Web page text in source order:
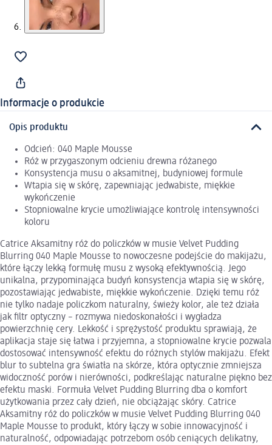
Informacje o produkcie
Opis produktu
Odcień: 040 Maple Mousse
Róż w przygaszonym odcieniu drewna różanego
Konsystencja musu o aksamitnej, budyniowej formule
Wtapia się w skórę, zapewniając jedwabiste, miękkie
wykończenie
Stopniowalne krycie umożliwiające kontrolę intensywności
koloru
Catrice Aksamitny róż do policzków w musie Velvet Pudding
Blurring 040 Maple Mousse to nowoczesne podejście do makijażu,
które łączy lekką formułę musu z wysoką efektywnością. Jego
unikalna, przypominająca budyń konsystencja wtapia się w skórę,
pozostawiając jedwabiste, miękkie wykończenie. Dzięki temu róż
nie tylko nadaje policzkom naturalny, świeży kolor, ale też działa
jak filtr optyczny – rozmywa niedoskonałości i wygładza
powierzchnię cery. Lekkość i sprężystość produktu sprawiają, że
aplikacja staje się łatwa i przyjemna, a stopniowalne krycie pozwala
dostosować intensywność efektu do różnych stylów makijażu. Efekt
blur to subtelna gra światła na skórze, która optycznie zmniejsza
widoczność porów i nierówności, podkreślając naturalne piękno bez
efektu maski. Formuła Velvet Pudding Blurring dba o komfort
użytkowania przez cały dzień, nie obciążając skóry. Catrice
Aksamitny róż do policzków w musie Velvet Pudding Blurring 040
Maple Mousse to produkt, który łączy w sobie innowacyjność i
naturalność, odpowiadając potrzebom osób ceniących delikatny,